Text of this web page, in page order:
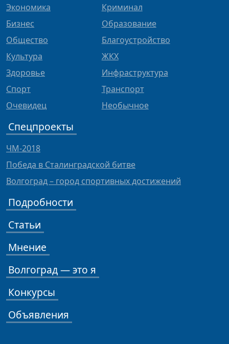
Экономика
Бизнес
Общество
Культура
Здоровье
Спорт
Очевидец
Криминал
Образование
Благоустройство
ЖКХ
Инфраструктура
Транспорт
Необычное
Спецпроекты
ЧМ-2018
Победа в Сталинградской битве
Волгоград – город спортивных достижений
Подробности
Статьи
Мнение
Волгоград — это я
Конкурсы
Объявления